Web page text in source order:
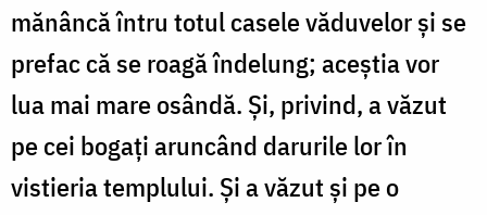
mănâncă întru totul casele văduvelor și se
prefac că se roagă îndelung; aceștia vor
lua mai mare osândă. Și, privind, a văzut
pe cei bogați aruncând darurile lor în
vistieria templului. Și a văzut și pe o